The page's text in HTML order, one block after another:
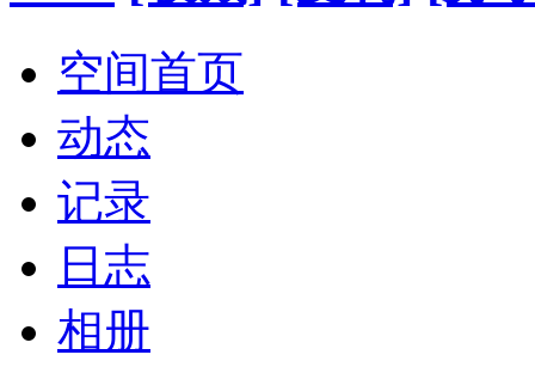
空间首页
动态
记录
日志
相册